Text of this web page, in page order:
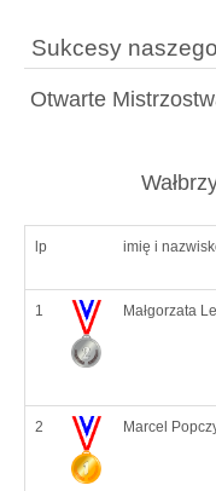
Sukcesy
Otwarte
lp imię i
1 Małgorzata
2 Marcel